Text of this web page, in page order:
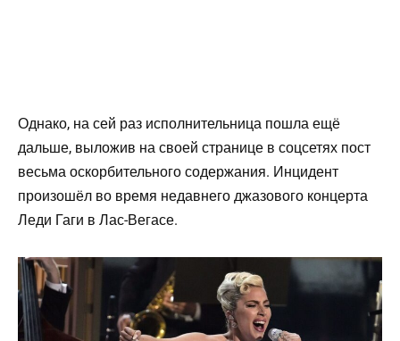
Однако, на сей раз исполнительница пошла ещё
дальше, выложив на своей странице в соцсетях пост
весьма оскорбительного содержания. Инцидент
произошёл во время недавнего джазового концерта
Леди Гаги в Лас-Вегасе.